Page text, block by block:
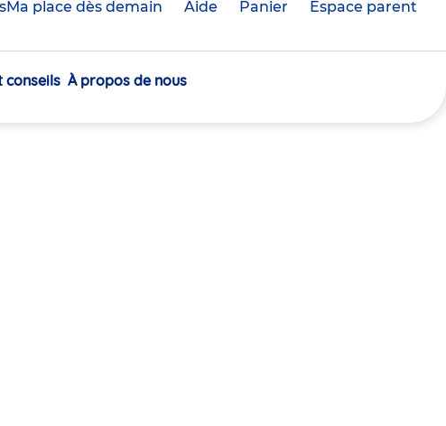
Ma place dès demain Aide Panier crèche(s)
Espace parent
conseils À propos de nous